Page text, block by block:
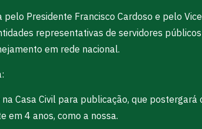
Presidente Francisco Cardoso e pelo
representativas de servidores
em rede nacional.
Casa Civil para publicação, que
em 4 anos, como a nossa.